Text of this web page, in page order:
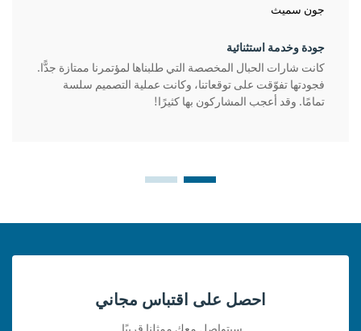
جون سميث
جودة وخدمة استثنائية
كانت شارات الحبال المخصصة التي طلبناها لمؤتمرنا ممتازة جدًّا.
فجودتها تفوّقت على توقعاتنا، وكانت عملية التصميم سلسة
تمامًا. وقد أعجب المشاركون بها كثيرًا!
احصل على اقتباس مجاني